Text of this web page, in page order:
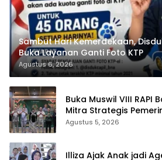
Sambut Hari Kemerdekaan,
Buka Layanan Ganti Foto KTP
Agustus 6, 2026
Buka Muswil VIII RAPI
Mitra Strategis
Agustus 5, 2026
Illiza Ajak Anak jadi